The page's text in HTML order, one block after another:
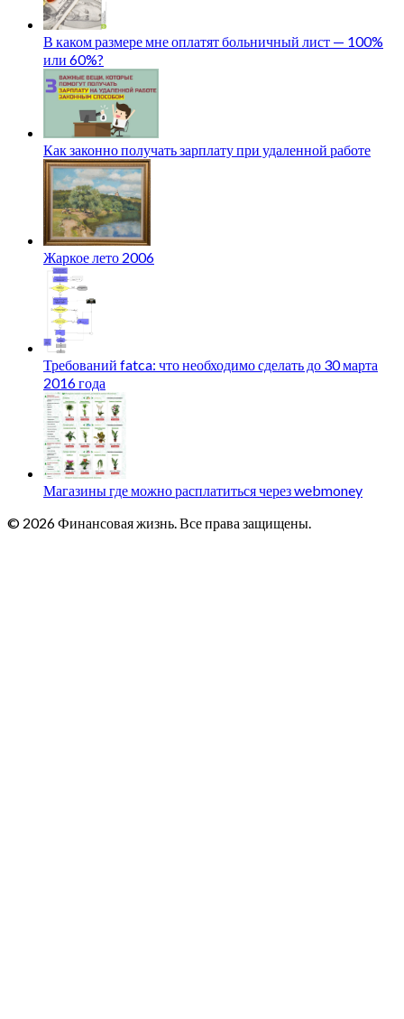
В каком размере мне оплатят больничный лист — 100%
или 60%?
Как законно получать зарплату при удаленной работе
Жаркое лето 2006
Требований fatca: что необходимо сделать до 30 марта
2016 года
Магазины где можно расплатиться через webmoney
© 2026 Финансовая жизнь. Все права защищены.